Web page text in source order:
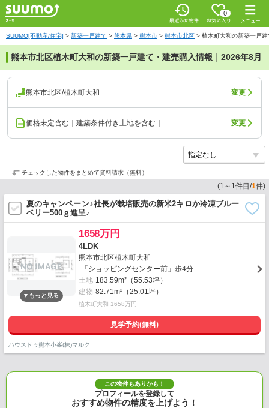
0
SUUMO[不動産/住宅] > 新築一戸建て > 熊本県 > 熊本市 > 熊本市北区 > 植木町大和の新築一戸建
熊本市北区植木町大和の新築一戸建て・建売購入情報｜2026年8月
熊本市北区/植木町大和 変更
価格未定含む｜建築条件付き土地を含む｜ 変更
チェックした物件をまとめて資料請求（無料）
(1 ～ 1件目/1件)
夏のキャンペーン♪社長が栽培販売の新米2キロか冷凍ブルー
ベリー500ｇ進呈♪
1658万円
4LDK
熊本市北区植木町大和
-「ショッピングセンター前」歩4分
土地 183.59m²（55.53坪）
建物 82.71m²（25.01坪）
植木町大和 1658万円
見学予約(無料)
ハウスドゥ熊本小峯(株)マルク
この物件もありかも！
プロフィールを登録して
おすすめ物件の精度を上げよう！